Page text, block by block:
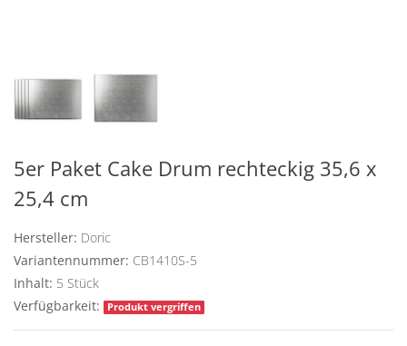
5er Paket Cake Drum rechteckig 35,6 x
25,4 cm
Hersteller: Doric
Variantennummer: CB1410S-5
Inhalt: 5 Stück
Verfügbarkeit:
Produkt vergriffen